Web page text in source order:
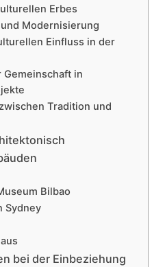
Erbes
Modernisierung
Einfluss in der
Gemeinschaft in
Tradition und
Bilbao
Sydney
bei der Einbeziehung